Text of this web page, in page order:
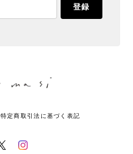
登録
特定商取引法に基づく表記